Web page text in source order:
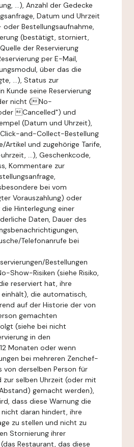
...), Anzahl der Gedecke
Datum und Uhrzeit
oder Bestellungsaufnahme,
(bestätigt, storniert,
der Reservierung
per E-Mail,
über das die
...), Status zur
Kunde seine Reservierung
nicht (No-
Cancelled") und
(Datum und Uhrzeit),
and-Collect-Bestellung
Artikel und zugehörige Tarife,
...), Geschenkcode,
Kommentare zur
bei vom
Vorauszahlung) oder
Hinterlegung einer
Daten, Dauer des
Telefonanrufe bei
Bestellungen
Show-Risiken (siehe Risiko,
reserviert hat, ihre
einhält), die automatisch,
auf der Historie der von
gemachten
(siehe bei nicht
in den
Monaten oder wenn
bei mehreren Zenchef-
von derselben Person für
zur selben Uhrzeit (oder mit
gemacht werden),
dass diese Warnung die
daran hindert, ihre
zu stellen und nicht zu
Stornierung ihrer
Restaurant, das diese